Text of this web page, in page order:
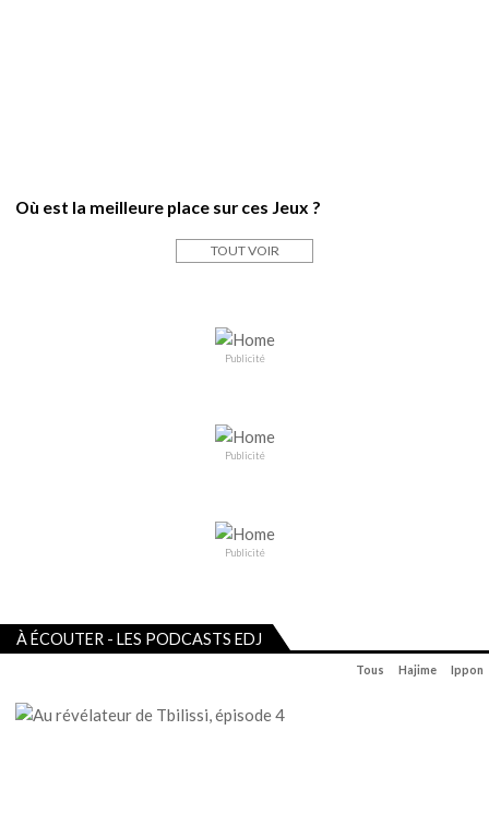
Où est la meilleure place sur ces Jeux ?
TOUT VOIR
Publicité
Publicité
Publicité
À ÉCOUTER - LES PODCASTS EDJ
Tous Hajime Ippon